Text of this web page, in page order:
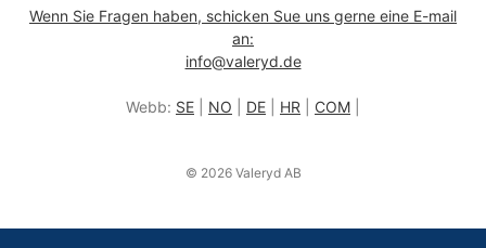
Wenn Sie Fragen haben, schicken Sue uns gerne eine E-mail
an:
info@valeryd.de
Webb: SE NO DE HR COM
© 2026 Valeryd AB